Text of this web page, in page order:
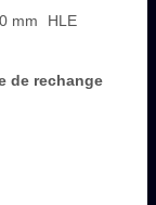
mm HLE
de rechange